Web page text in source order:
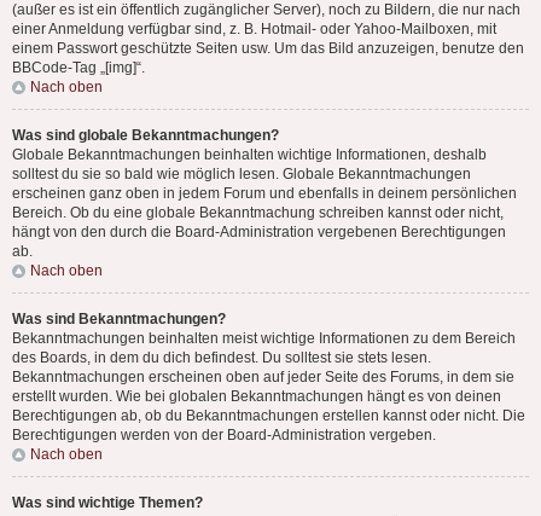
(außer es ist ein öffentlich zugänglicher Server), noch zu Bildern, die nur nach
einer Anmeldung verfügbar sind, z. B. Hotmail- oder Yahoo-Mailboxen, mit
einem Passwort geschützte Seiten usw. Um das Bild anzuzeigen, benutze den
BBCode-Tag „[img]“.
Nach oben
Was sind globale Bekanntmachungen?
Globale Bekanntmachungen beinhalten wichtige Informationen, deshalb
solltest du sie so bald wie möglich lesen. Globale Bekanntmachungen
erscheinen ganz oben in jedem Forum und ebenfalls in deinem persönlichen
Bereich. Ob du eine globale Bekanntmachung schreiben kannst oder nicht,
hängt von den durch die Board-Administration vergebenen Berechtigungen
ab.
Nach oben
Was sind Bekanntmachungen?
Bekanntmachungen beinhalten meist wichtige Informationen zu dem Bereich
des Boards, in dem du dich befindest. Du solltest sie stets lesen.
Bekanntmachungen erscheinen oben auf jeder Seite des Forums, in dem sie
erstellt wurden. Wie bei globalen Bekanntmachungen hängt es von deinen
Berechtigungen ab, ob du Bekanntmachungen erstellen kannst oder nicht. Die
Berechtigungen werden von der Board-Administration vergeben.
Nach oben
Was sind wichtige Themen?